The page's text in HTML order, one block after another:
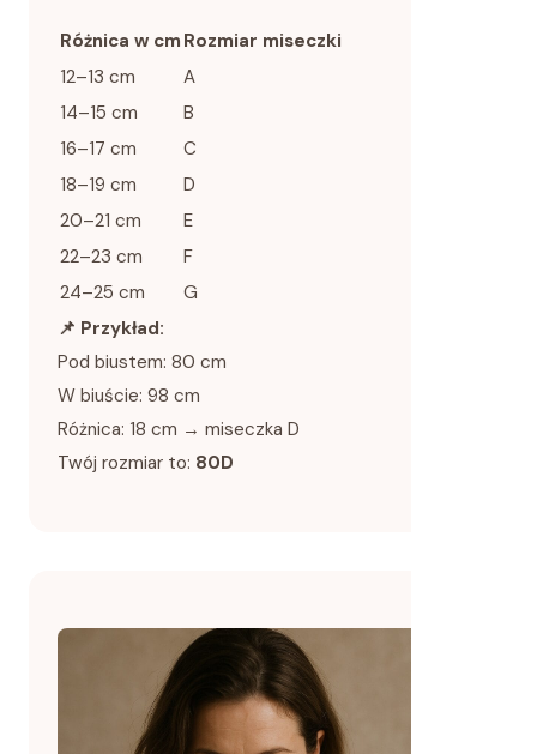
Różnica w cm Rozmiar miseczki
12–13 cm
A
14–15 cm
B
16–17 cm
C
18–19 cm
D
20–21 cm
E
22–23 cm
F
24–25 cm
G
📌 Przykład:
Pod biustem: 80 cm
W biuście: 98 cm
Różnica: 18 cm → miseczka D
Twój rozmiar to: 80D